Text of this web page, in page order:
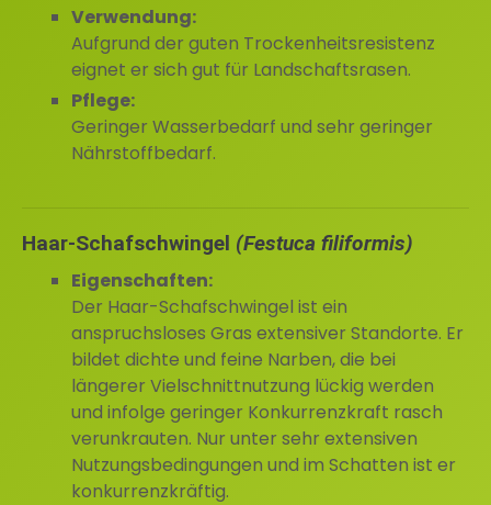
Verwendung:
Aufgrund der guten Trockenheitsresistenz
eignet er sich gut für Landschaftsrasen.
Pflege:
Geringer Wasserbedarf und sehr geringer
Nährstoffbedarf.
Haar-Schafschwingel (Festuca filiformis)
Eigenschaften:
Der Haar-Schafschwingel ist ein
anspruchsloses Gras extensiver Standorte. Er
bildet dichte und feine Narben, die bei
längerer Vielschnittnutzung lückig werden
und infolge geringer Konkurrenzkraft rasch
verunkrauten. Nur unter sehr extensiven
Nutzungsbedingungen und im Schatten ist er
konkurrenzkräftig.